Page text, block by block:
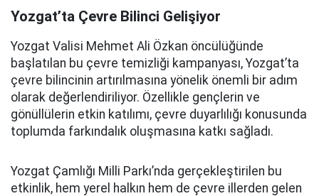
Yozgat’ta Çevre Bilinci Gelişiyor
Yozgat Valisi Mehmet Ali Özkan öncülüğünde
başlatılan bu çevre temizliği kampanyası, Yozgat’ta
çevre bilincinin artırılmasına yönelik önemli bir adım
olarak değerlendiriliyor. Özellikle gençlerin ve
gönüllülerin etkin katılımı, çevre duyarlılığı konusunda
toplumda farkındalık oluşmasına katkı sağladı.
Yozgat Çamlığı Milli Parkı’nda gerçekleştirilen bu
etkinlik, hem yerel halkın hem de çevre illerden gelen